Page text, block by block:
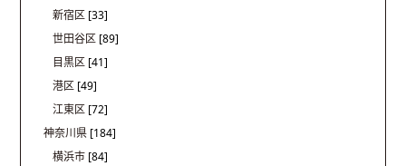
新宿区 [33]
世田谷区 [89]
目黒区 [41]
港区 [49]
江東区 [72]
神奈川県 [184]
横浜市 [84]